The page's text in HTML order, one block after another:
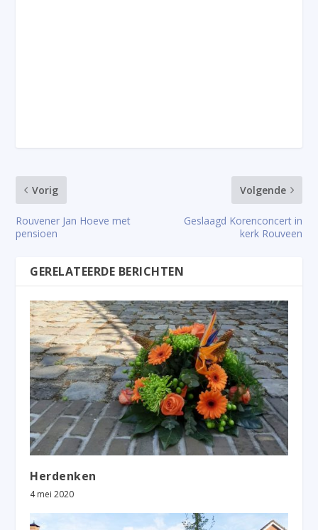
Vorig
Rouvener Jan Hoeve met
pensioen
Volgende
Geslaagd Korenconcert in
kerk Rouveen
GERELATEERDE BERICHTEN
Herdenken
4 mei 2020